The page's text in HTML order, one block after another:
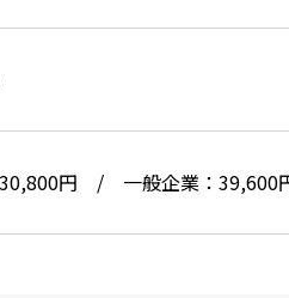
30,800円 / 一般企業：39,600